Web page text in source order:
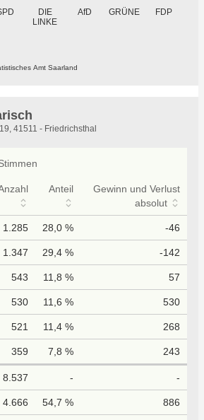
DIE
LINKE
AfD GRÜNE FDP
Amt Saarland
41511 - Friedrichsthal
Anteil
Gewinn und Verlust
absolut
1.285 28,0 % -46
1.347 29,4 % -142
543 11,8 % 57
530 11,6 % 530
521 11,4 % 268
359 7,8 % 243
8.537 - -
4.666 54,7 % 886